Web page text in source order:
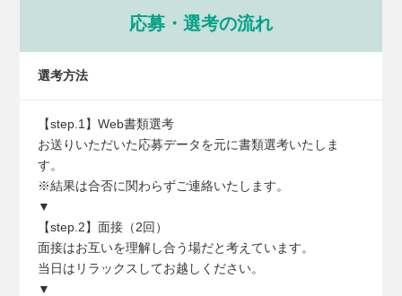
応募・選考の流れ
選考方法
【step.1】Web書類選考
お送りいただいた応募データを元に書類選考いたしま
す。
※結果は合否に関わらずご連絡いたします。
▼
【step.2】⾯接（2回）
⾯接はお互いを理解し合う場だと考えています。
当⽇はリラックスしてお越しください。
▼